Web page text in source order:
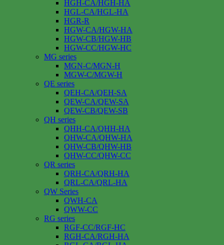
HGH-CA/HGH-HA
HGL-CA/HGL-HA
HGR-R
HGW-CA/HGW-HA
HGW-CB/HGW-HB
HGW-CC/HGW-HC
MG series
MGN-C/MGN-H
MGW-C/MGW-H
QE series
QEH-CA/QEH-SA
QEW-CA/QEW-SA
QEW-CB/QEW-SB
QH series
QHH-CA/QHH-HA
QHW-CA/QHW-HA
QHW-CB/QHW-HB
QHW-CC/QHW-CC
QR series
QRH-CA/QRH-HA
QRL-CA/QRL-HA
QW Series
QWH-CA
QWW-CC
RG series
RGF-CC/RGF-HC
RGH-CA/RGH-HA